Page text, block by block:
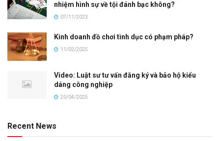
nhiệm hình sự về tội đánh bạc không?
07/11/2023
Kinh doanh đồ chơi tình dục có phạm pháp?
11/02/2025
Video: Luật sư tư vấn đăng ký và bảo hộ kiểu
dáng công nghiệp
20/04/2025
Recent News